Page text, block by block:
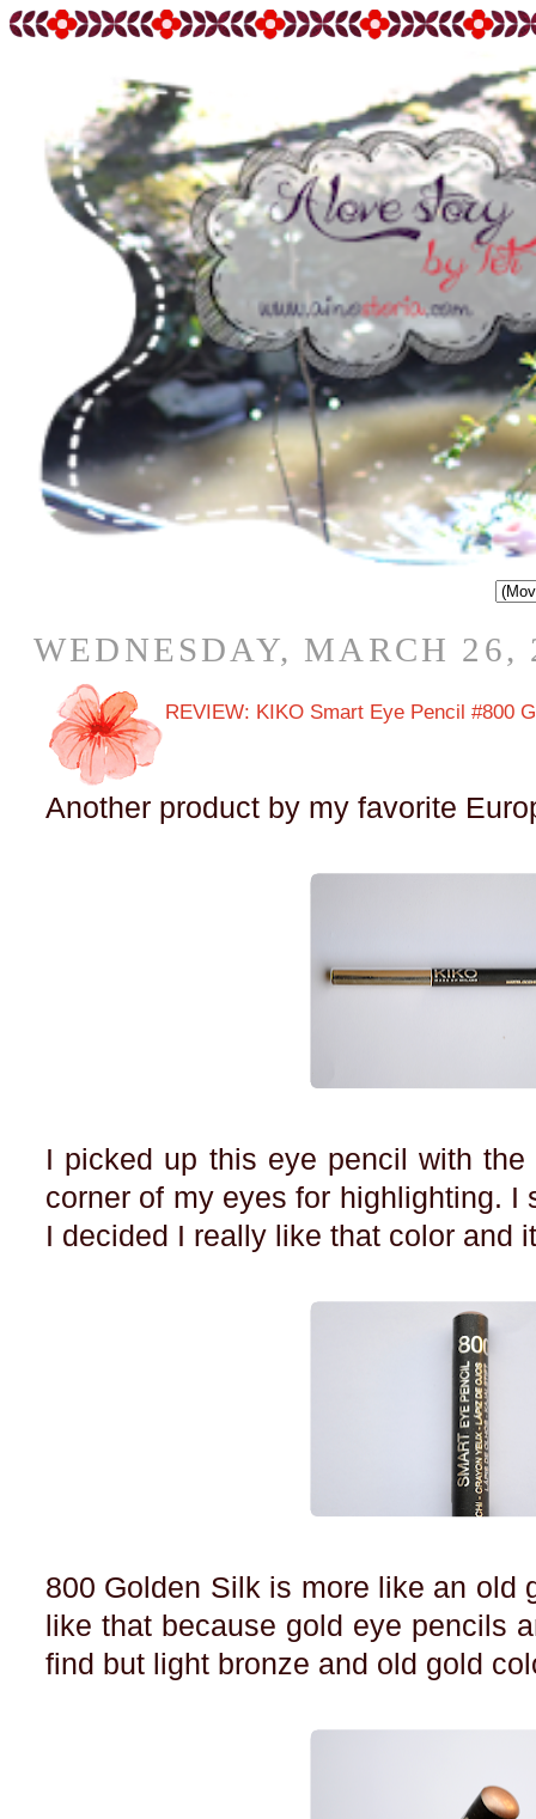
WEDNESDAY, MARCH 26,
REVIEW: KIKO Smart Eye Pencil #800
Another product by my favorite
I picked up this eye pencil with
corner of my eyes for highlighting. I
I decided I really like that color and
800 Golden Silk is more like an old
like that because gold eye pencils
find but light bronze and old gold